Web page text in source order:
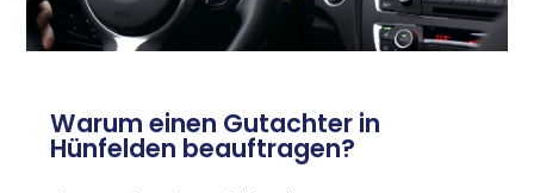
Warum einen Gutachter in
Hünfelden beauftragen?